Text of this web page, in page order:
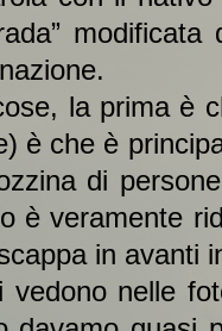
la prima è
è che è
di
è veramente
in avanti
nelle